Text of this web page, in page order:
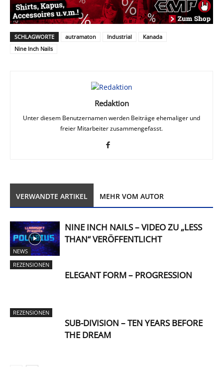
SCHLAGWORTE autramaton Industrial
Kanada
Nine Inch Nails
Redaktion
Unter diesem Benutzernamen werden Beiträge ehemaliger und
freier Mitarbeiter zusammengefasst.
VERWANDTE ARTIKEL MEHR VOM AUTOR
NEWS
NINE INCH NAILS – VIDEO ZU „LESS
THAN“ VERÖFFENTLICHT
REZENSIONEN
ELEGANT FORM – PROGRESSION
REZENSIONEN
SUB-DIVISION – TEN YEARS BEFORE
THE DREAM